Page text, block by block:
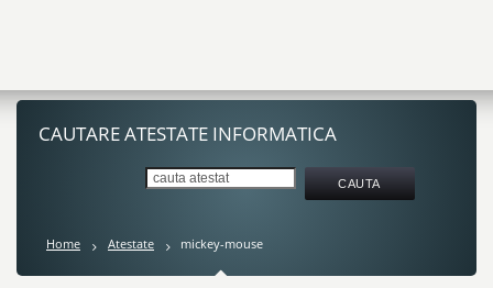
CAUTARE ATESTATE INFORMATICA
Home Atestate mickey-mouse